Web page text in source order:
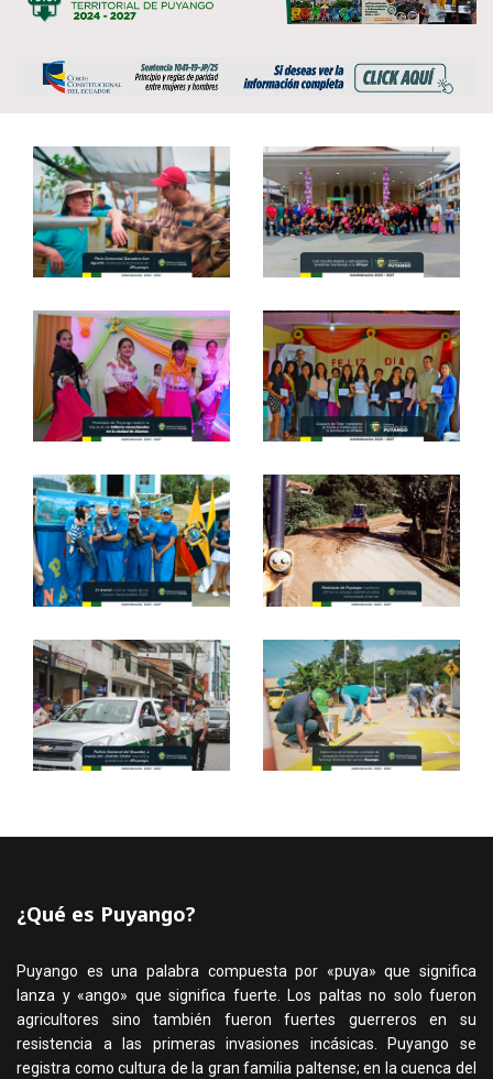
¿Qué es Puyango?
Puyango es una palabra compuesta por «puya» que significa
lanza y «ango» que significa fuerte. Los paltas no solo fueron
agricultores sino también fueron fuertes guerreros en su
resistencia a las primeras invasiones incásicas. Puyango se
registra como cultura de la gran familia paltense; en la cuenca del